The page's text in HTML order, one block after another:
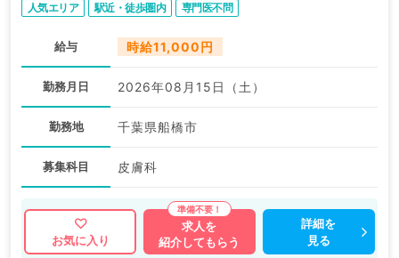
人気エリア 駅近・徒歩圏内 専門医不問
給与 時給11,000円
勤務月日 2026年08月15日（土）
勤務地 千葉県船橋市
募集科目 皮膚科
お気に入り
求人を
紹介してもらう
詳細を
見る